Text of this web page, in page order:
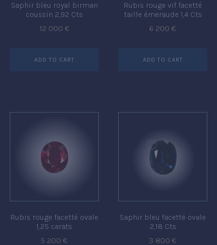
Saphir bleu royal birman
coussin 2,92 Cts
12 000 €
ADD TO CART
Rubis rouge vif facetté
taille émeraude 1,4 Cts
6 200 €
ADD TO CART
Rubis rouge facetté ovale
1,25 carats
5 200 €
Saphir bleu facetté ovale
2,18 Cts
3 800 €